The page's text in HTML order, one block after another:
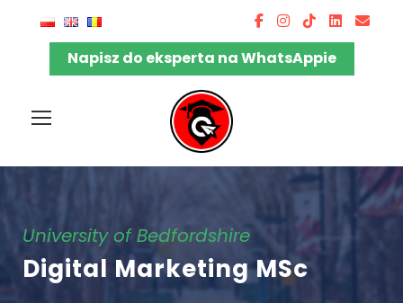
Napisz do eksperta na WhatsAppie
University of Bedfordshire
Digital Marketing MSc